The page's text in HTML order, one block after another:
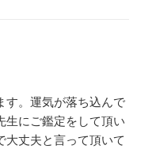
す。運気が落ち込んで
生にご鑑定をして頂い
大丈夫と言って頂いて